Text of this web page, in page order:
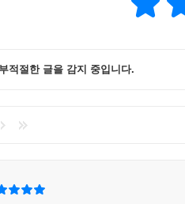
적절한 글을 감지 중입니다.